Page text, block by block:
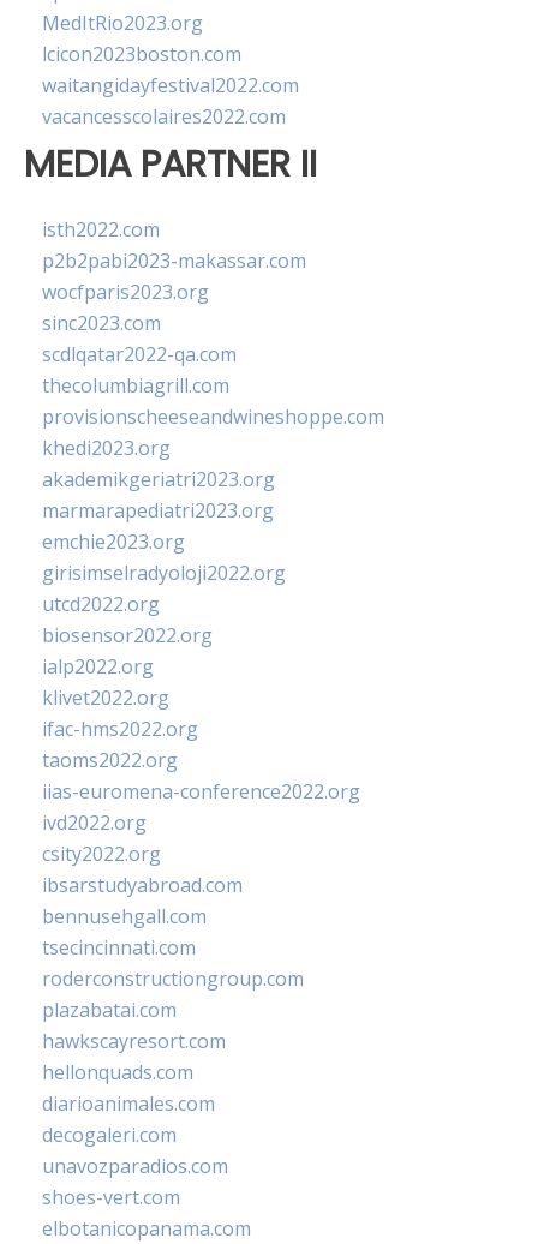
MedItRio2023.org
lcicon2023boston.com
waitangidayfestival2022.com
vacancesscolaires2022.com
MEDIA PARTNER II
isth2022.com
p2b2pabi2023-makassar.com
wocfparis2023.org
sinc2023.com
scdlqatar2022-qa.com
thecolumbiagrill.com
provisionscheeseandwineshoppe.com
khedi2023.org
akademikgeriatri2023.org
marmarapediatri2023.org
emchie2023.org
girisimselradyoloji2022.org
utcd2022.org
biosensor2022.org
ialp2022.org
klivet2022.org
ifac-hms2022.org
taoms2022.org
iias-euromena-conference2022.org
ivd2022.org
csity2022.org
ibsarstudyabroad.com
bennusehgall.com
tsecincinnati.com
roderconstructiongroup.com
plazabatai.com
hawkscayresort.com
hellonquads.com
diarioanimales.com
decogaleri.com
unavozparadios.com
shoes-vert.com
elbotanicopanama.com